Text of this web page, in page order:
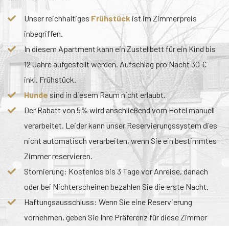
Unser reichhaltiges Frühstück ist im Zimmerpreis
inbegriffen.
In diesem Apartment kann ein Zustellbett für ein Kind bis
12 Jahre aufgestellt werden. Aufschlag pro Nacht 30 €
inkl. Frühstück.
Hunde sind in diesem Raum nicht erlaubt.
Der Rabatt von 5% wird anschließend vom Hotel manuell
verarbeitet. Leider kann unser Reservierungssystem dies
nicht automatisch verarbeiten, wenn Sie ein bestimmtes
Zimmer reservieren.
Stornierung: Kostenlos bis 3 Tage vor Anreise, danach
oder bei Nichterscheinen bezahlen Sie die erste Nacht.
Haftungsausschluss: Wenn Sie eine Reservierung
vornehmen, geben Sie Ihre Präferenz für diese Zimmer